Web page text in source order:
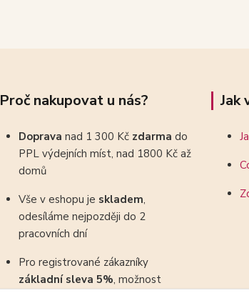
Proč nakupovat u nás?
Doprava nad 1 300 Kč zdarma do
PPL výdejních míst, nad 1800 Kč až
domů
Vše v eshopu je skladem,
odesíláme nejpozději do 2
pracovních dní
Pro registrované zákazníky
základní sleva 5%, možnost
Jak